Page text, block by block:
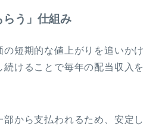
らう」仕組み
短期的な値上がりを追いかけ
続けることで毎年の配当収入を
から支払われるため、安定し